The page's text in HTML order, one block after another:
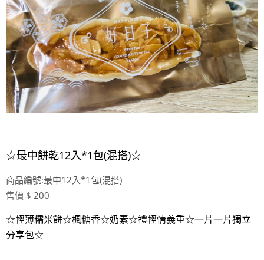
☆最中餅乾12入*1包(混搭)☆
商品編號:最中12入*1包(混搭)
售價 $ 200
☆輕薄糯米餅☆楓糖香☆奶素☆禮輕情義重☆一片一片獨立
分享包☆